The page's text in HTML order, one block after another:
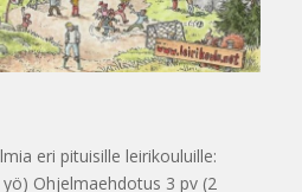
eri pituisille leirikouluille:
Ohjelmaehdotus 3 pv (2